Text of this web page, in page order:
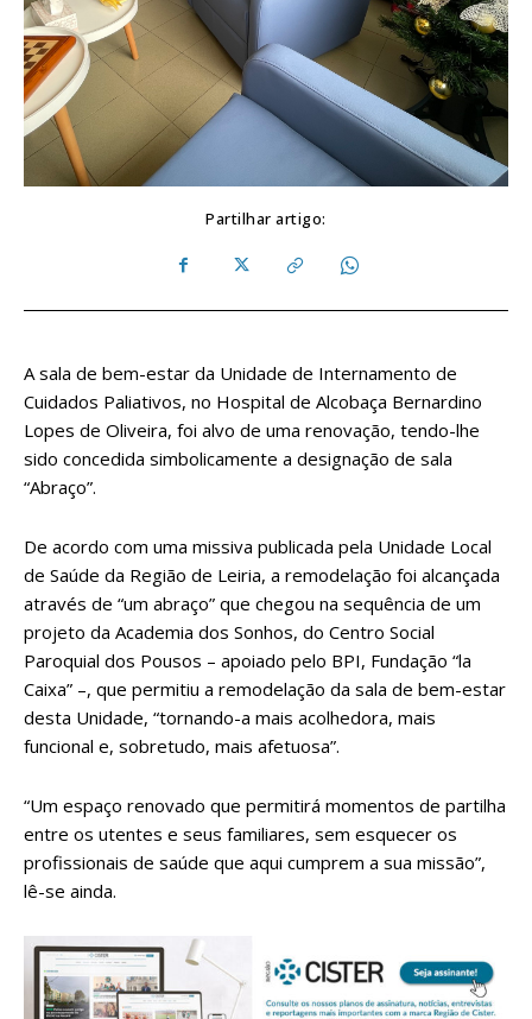
Partilhar artigo:
A sala de bem-estar da Unidade de Internamento de
Cuidados Paliativos, no Hospital de Alcobaça Bernardino
Lopes de Oliveira, foi alvo de uma renovação, tendo-lhe
sido concedida simbolicamente a designação de sala
“Abraço”.
De acordo com uma missiva publicada pela Unidade Local
de Saúde da Região de Leiria, a remodelação foi alcançada
através de “um abraço” que chegou na sequência de um
projeto da Academia dos Sonhos, do Centro Social
Paroquial dos Pousos – apoiado pelo BPI, Fundação “la
Caixa” –, que permitiu a remodelação da sala de bem-estar
desta Unidade, “tornando-a mais acolhedora, mais
funcional e, sobretudo, mais afetuosa”.
“Um espaço renovado que permitirá momentos de partilha
entre os utentes e seus familiares, sem esquecer os
profissionais de saúde que aqui cumprem a sua missão”,
lê-se ainda.